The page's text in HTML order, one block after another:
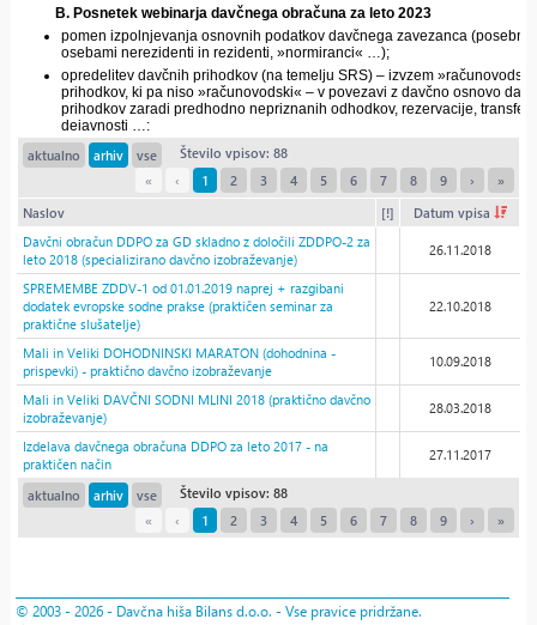
aktualno arhiv vse
Število vpisov: 88
«
‹ 1 2 3 4 5 6 7 8 9 › »
Naslov [!]
Datum vpisa
Davčni obračun DDPO za GD skladno z določili ZDDPO-2 za
leto 2018 (specializirano davčno izobraževanje)
26.11.2018
SPREMEMBE ZDDV-1 od 01.01.2019 naprej + razgibani
dodatek evropske sodne prakse (praktičen seminar za
praktične slušatelje)
22.10.2018
Mali in Veliki DOHODNINSKI MARATON (dohodnina -
prispevki) - praktično davčno izobraževanje
10.09.2018
Mali in Veliki DAVČNI SODNI MLINI 2018 (praktično davčno
izobraževanje)
28.03.2018
Izdelava davčnega obračuna DDPO za leto 2017 - na
praktičen način
27.11.2017
aktualno arhiv vse
Število vpisov: 88
«
‹ 1 2 3 4 5 6 7 8 9 › »
© 2003 - 2026 - Davčna hiša Bilans d.o.o. - Vse pravice pridržane.